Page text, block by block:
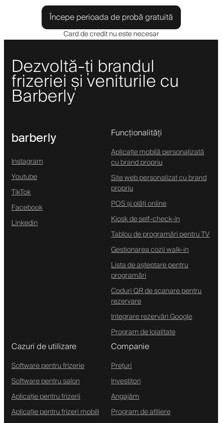
Începe perioada de probă gratuită
Card de credit nu este necesar
Dezvoltă-ți brandul
frizeriei și veniturile cu
Barberly
barberly
Instagram
Youtube
TikTok
Facebook
Linkedin
Funcționalități
Aplicație mobilă personalizată
cu brand propriu
Site web personalizat cu brand
propriu
POS și plăți online
Kiosk de self-check-in
Tablou de programări pentru TV
Gestionarea cozii walk-in
Lista de așteptare pentru
programări
Coduri QR de scanare pentru
rezervare
Integrare rezervări Google
Program de loialitate
Cazuri de utilizare
Software pentru frizerie
Software pentru salon
Aplicație pentru frizerii
Aplicație pentru frizeri mobili
Companie
Prețuri
Investitori
Angajăm
Program de afiliere